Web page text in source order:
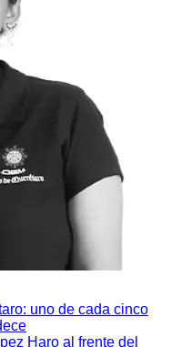
uno de cada cinco
Haro al frente del